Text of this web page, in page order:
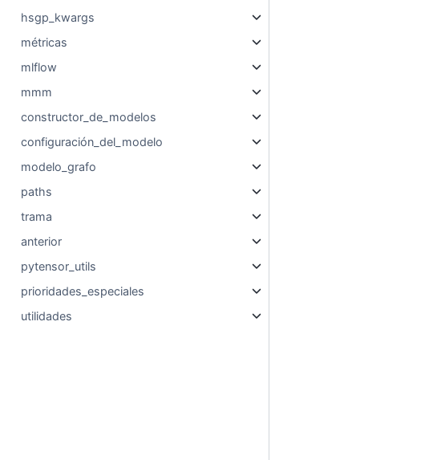
hsgp_kwargs
métricas
mlflow
mmm
constructor_de_modelos
configuración_del_modelo
modelo_grafo
paths
trama
anterior
pytensor_utils
prioridades_especiales
utilidades